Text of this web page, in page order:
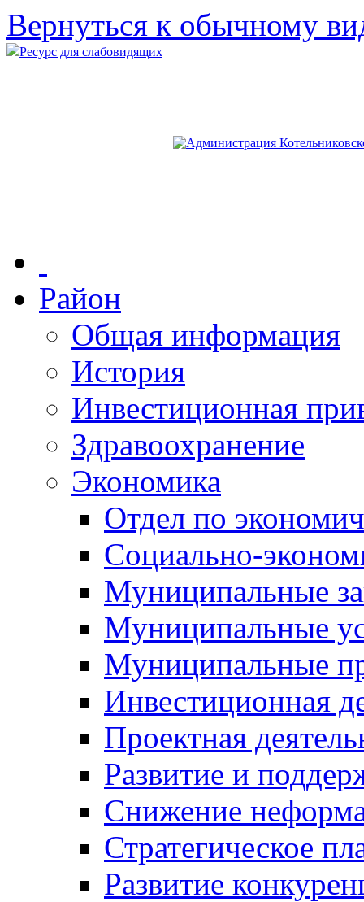
Вернуться к обычному
Ресурс для слабовидящих
Район
Общая информация
История
Инвестиционная
Здравоохранение
Экономика
Отдел по
Социально-
Муниципальные
Муниципальные
Муниципальные
Инвестиционная
Проектная
Развитие и
Снижение
Стратегическое
Развитие